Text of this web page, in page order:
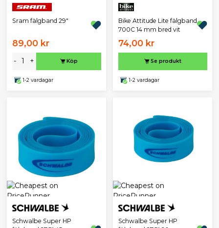
Sram fälgband 29"
89,00 kr
- + Köp
1-2 vardagar
Bike Attitude Lite fälgband
700C 14 mm bred vit
74,00 kr
Se produkt
1-2 vardagar
Schwalbe Super HP
Schwalbe Super HP